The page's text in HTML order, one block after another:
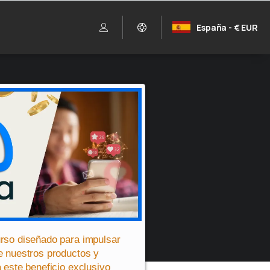
España - € EUR
diseñado para impulsar
nuestros productos y
este beneficio exclusivo